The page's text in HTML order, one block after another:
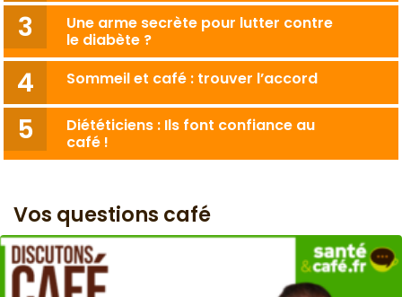
Une arme secrète pour lutter contre
le diabète ?
Sommeil et café : trouver l’accord
Diététiciens : Ils font confiance au
café !
Vos questions café